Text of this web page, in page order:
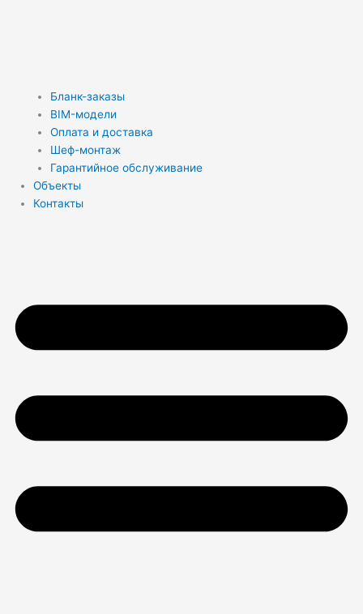
Бланк-заказы
BIM-модели
Оплата и доставка
Шеф-монтаж
Гарантийное обслуживание
Объекты
Контакты